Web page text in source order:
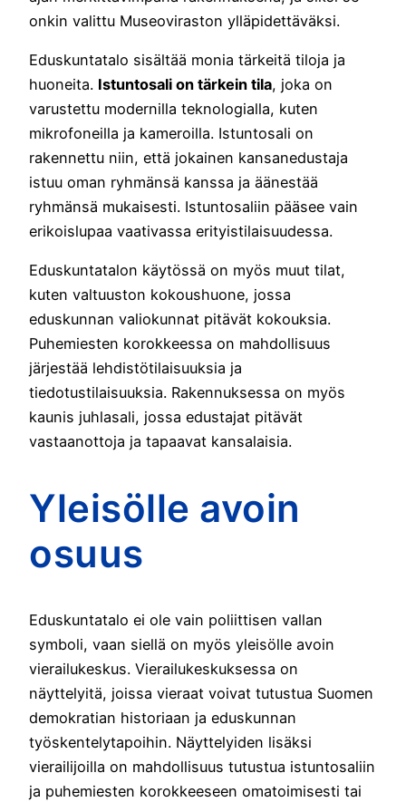
onkin valittu Museoviraston ylläpidettäväksi.
Eduskuntatalo sisältää monia tärkeitä tiloja ja
huoneita. Istuntosali on tärkein tila, joka on
varustettu modernilla teknologialla, kuten
mikrofoneilla ja kameroilla. Istuntosali on
rakennettu niin, että jokainen kansanedustaja
istuu oman ryhmänsä kanssa ja äänestää
ryhmänsä mukaisesti. Istuntosaliin pääsee vain
erikoislupaa vaativassa erityistilaisuudessa.
Eduskuntatalon käytössä on myös muut tilat,
kuten valtuuston kokoushuone, jossa
eduskunnan valiokunnat pitävät kokouksia.
Puhemiesten korokkeessa on mahdollisuus
järjestää lehdistötilaisuuksia ja
tiedotustilaisuuksia. Rakennuksessa on myös
kaunis juhlasali, jossa edustajat pitävät
vastaanottoja ja tapaavat kansalaisia.
Yleisölle avoin
osuus
Eduskuntatalo ei ole vain poliittisen vallan
symboli, vaan siellä on myös yleisölle avoin
vierailukeskus. Vierailukeskuksessa on
näyttelyitä, joissa vieraat voivat tutustua Suomen
demokratian historiaan ja eduskunnan
työskentelytapoihin. Näyttelyiden lisäksi
vierailijoilla on mahdollisuus tutustua istuntosaliin
ja puhemiesten korokkeeseen omatoimisesti tai